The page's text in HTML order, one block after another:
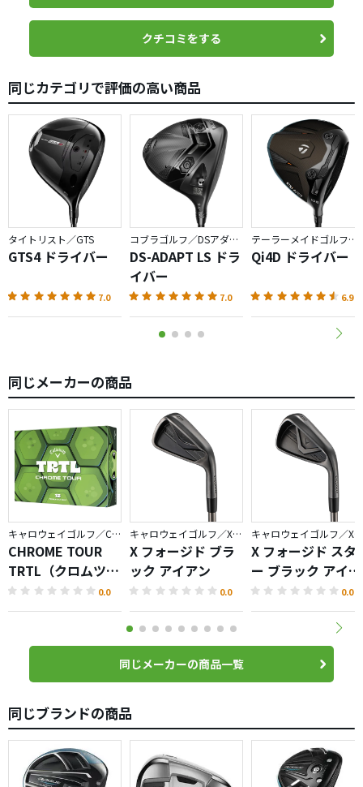
クチコミをする
同じカテゴリで評価の高い商品
タイトリスト／GTS
GTS4 ドライバー
7.0
コブラゴルフ／DSアダプト
DS-ADAPT LS ドラ
イバー
7.0
テーラーメイドゴルフ／Qi4D
Qi4D ドライバー
6.9
同じメーカーの商品
キャロウェイゴルフ／CHROME
CHROME TOUR
TRTL（クロムツア
ータートル）ボー
ル
0.0
キャロウェイゴルフ／X FORGED
X フォージド ブラ
ック アイアン
0.0
X フォージド スタ
ー ブラック アイア
ン
0.0
同じメーカーの商品一覧
同じブランドの商品